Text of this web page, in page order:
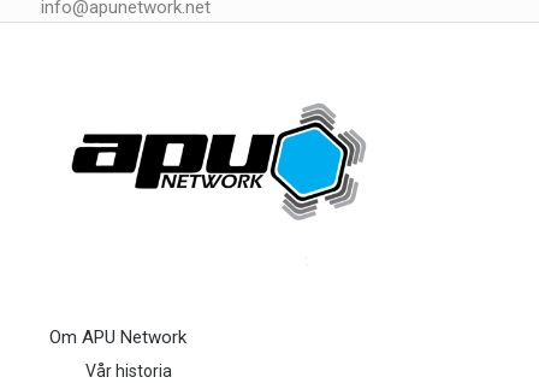
info@apunetwork.net
Om APU Network
Vår historia